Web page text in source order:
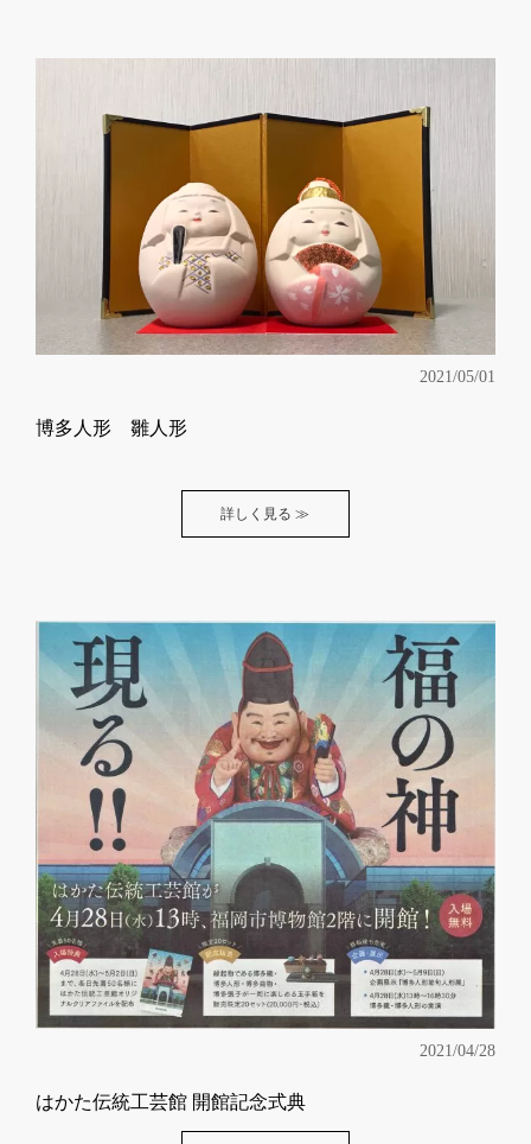
2021/05/01
博多人形 雛人形
詳しく見る ≫
2021/04/28
はかた伝統工芸館 開館記念式典